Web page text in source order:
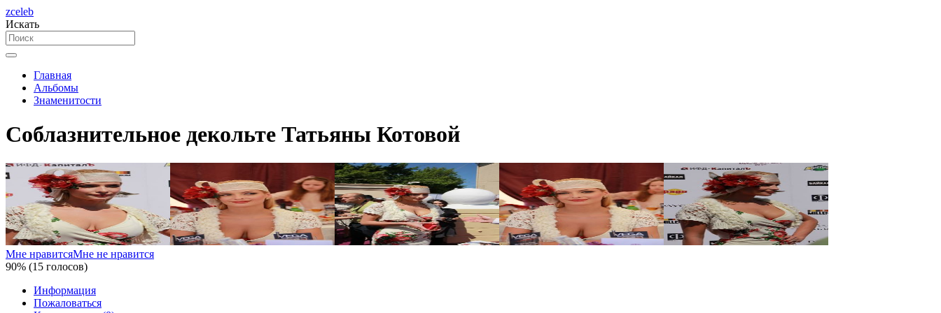
zceleb
Искать
Главная
Альбомы
Знаменитости
Соблазнительное декольте Татьяны Котовой
Мне нравитсяМне не нравится
90% (15 голосов)
Информация
Пожаловаться